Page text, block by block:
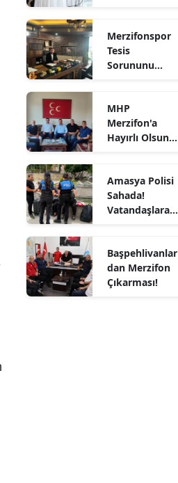
Giresun
Hakkari
Hatay
Mersin
İzmir
Kars
tapusudur"
Merzifonspor
Tesis
Sorununu
MHP
Merzifon'a
Hayırlı Olsun
Amasya Polisi
Sahada!
Vatandaşlara
KADES Uyarısı
Başpehlivanlar
dan Merzifon
Çıkarması!